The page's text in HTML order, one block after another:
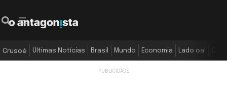
Crusoé Últimas Notícias Brasil Mundo Economia Lado oa!